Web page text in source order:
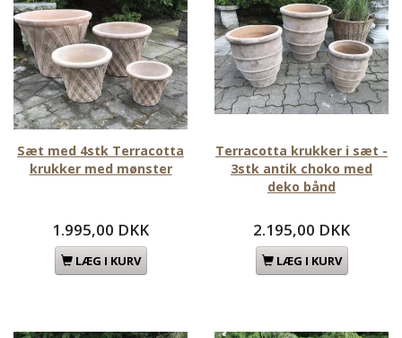
Sæt med 4stk Terracotta
krukker med mønster
1.995,00 DKK
LÆG I KURV
Terracotta krukker i sæt -
3stk antik choko med
deko bånd
2.195,00 DKK
LÆG I KURV